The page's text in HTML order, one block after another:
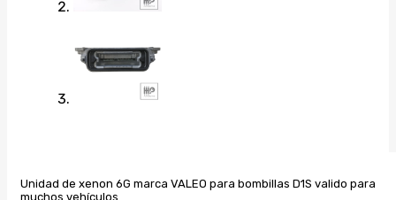
Unidad de xenon 6G marca VALEO para bombillas D1S valido para
muchos vehículos